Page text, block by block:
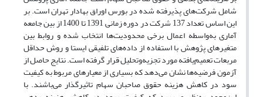
شامل شرکت‌های پذیرفته شده در بورس اوراق بهادار تهران است. بر
این اساس تعداد 137 شرکت در دوره زمانی 1391 تا 1400 از بین جامعه
آماری به‌واسطه اعمال برخی محدودیت‌ها انتخاب شده و روابط بین
متغیرهای پژوهش با استفاده از داده‌های تلفیقی ایستا و روش حداقل
مربعات تعمیم‌یافته مورد تجزیه‌وتحلیل قرار گرفته است. نتایج حاصل از
آزمون فرضیه‌ها نشان می‌دهد که بسیاری از معیارهای مربوط به کیفیت
سود در کاهش هزینه حقوق صاحبان سهام تاثیرگذار می‌باشند. با